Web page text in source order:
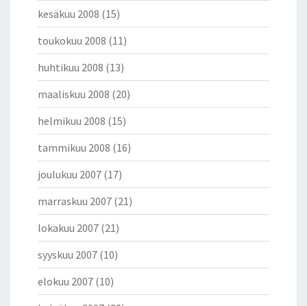
kesäkuu 2008 (15)
toukokuu 2008 (11)
huhtikuu 2008 (13)
maaliskuu 2008 (20)
helmikuu 2008 (15)
tammikuu 2008 (16)
joulukuu 2007 (17)
marraskuu 2007 (21)
lokakuu 2007 (21)
syyskuu 2007 (10)
elokuu 2007 (10)